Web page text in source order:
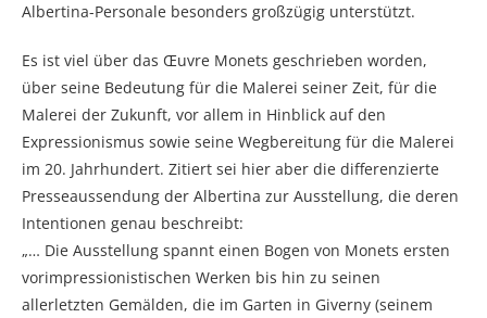
Albertina-Personale besonders großzügig unterstützt.
Es ist viel über das Œuvre Monets geschrieben worden,
über seine Bedeutung für die Malerei seiner Zeit, für die
Malerei der Zukunft, vor allem in Hinblick auf den
Expressionismus sowie seine Wegbereitung für die Malerei
im 20. Jahrhundert. Zitiert sei hier aber die differenzierte
Presseaussendung der Albertina zur Ausstellung, die deren
Intentionen genau beschreibt:
„… Die Ausstellung spannt einen Bogen von Monets ersten
vorimpressionistischen Werken bis hin zu seinen
allerletzten Gemälden, die im Garten in Giverny (seinem